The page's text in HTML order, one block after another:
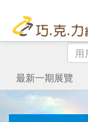
用
戶
號
碼
最新一期展覽